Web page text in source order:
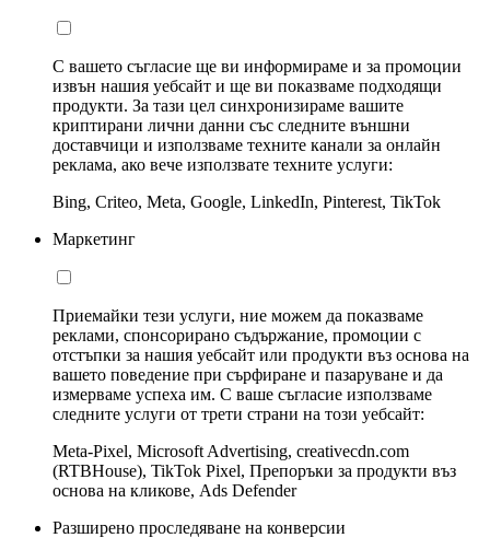
С вашето съгласие ще ви информираме и за промоции
извън нашия уебсайт и ще ви показваме подходящи
продукти. За тази цел синхронизираме вашите
криптирани лични данни със следните външни
доставчици и използваме техните канали за онлайн
реклама, ако вече използвате техните услуги:
Bing, Criteo, Meta, Google, LinkedIn, Pinterest, TikTok
Маркетинг
Приемайки тези услуги, ние можем да показваме
реклами, спонсорирано съдържание, промоции с
отстъпки за нашия уебсайт или продукти въз основа на
вашето поведение при сърфиране и пазаруване и да
измерваме успеха им. С ваше съгласие използваме
следните услуги от трети страни на този уебсайт:
Meta-Pixel, Microsoft Advertising, creativecdn.com
(RTBHouse), TikTok Pixel, Препоръки за продукти въз
основа на кликове, Ads Defender
Разширено проследяване на конверсии